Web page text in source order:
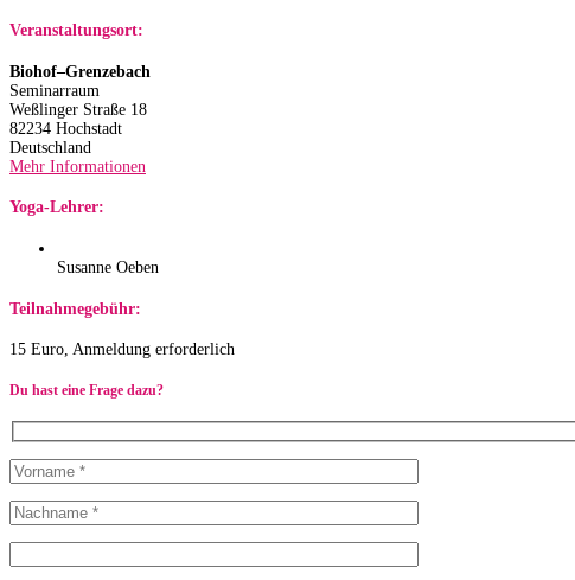
Veranstaltungsort:
Biohof–Grenzebach
Seminarraum
Weßlinger Straße 18
82234 Hochstadt
Deutschland
Mehr Informationen
Yoga-Lehrer:
Susanne Oeben
Teilnahmegebühr:
15 Euro, Anmeldung erforderlich
Du hast eine Frage dazu?